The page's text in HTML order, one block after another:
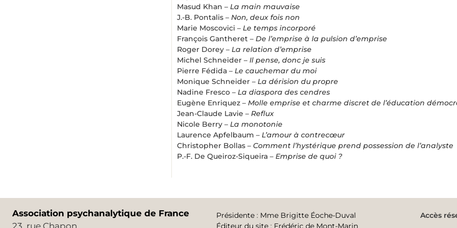
Masud Khan – La main mauvaise
J.-B. Pontalis – Non, deux fois non
Marie Moscovici – Le temps incorporé
François Gantheret – De l’emprise à la pulsion d’emprise
Roger Dorey – La relation d’emprise
Michel Schneider – Il pense, donc je suis
Pierre Fédida – Le cauchemar du moi
Monique Schneider – La dérision du propre
Nadine Fresco – La diaspora des cendres
Eugène Enriquez – Molle emprise et charme discret de l’éducation
Jean-Claude Lavie – Reflux
Nicole Berry – La monotonie
Laurence Apfelbaum – L’amour à contrecœur
Christopher Bollas – Comment l’hystérique prend possession de l’analyste
P.-F. De Queiroz-Siqueira – Emprise de quoi ?
Association psychanalytique de France
23, rue Chapon
Présidente: Mme Brigitte Éoche-Duval
Éditeur du site: Frédéric de Mont-Marin
Accès